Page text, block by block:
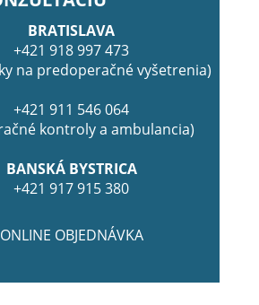
BRATISLAVA
+421 918 997 473
na predoperačné vyšetrenia)
+421 911 546 064
kontroly a ambulancia)
BANSKÁ BYSTRICA
+421 917 915 380
ONLINE OBJEDNÁVKA